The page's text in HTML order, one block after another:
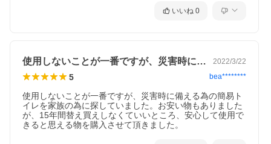
いいね 0
使用しないことが一番ですが、災害時に備… 2022/3/22
5 bea********
使用しないことが一番ですが、災害時に備える為の簡易ト
イレを家族の為に探していました。お安い物もありました
が、15年間替え買えしなくていいところ、安心して使用で
きると思える物を購入させて頂きました。